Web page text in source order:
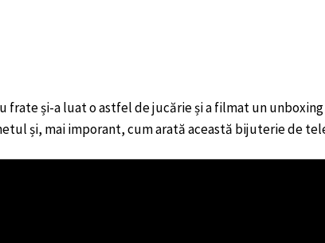
frate și-a luat o astfel de jucărie și a filmat un
și, mai imporant, cum arată această bijuterie de